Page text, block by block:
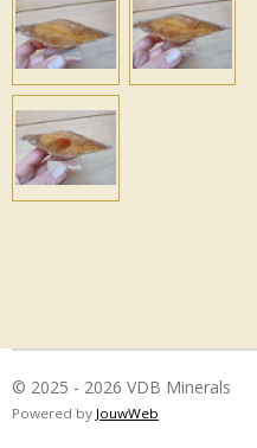
© 2025 - 2026 VDB Minerals
Powered by JouwWeb